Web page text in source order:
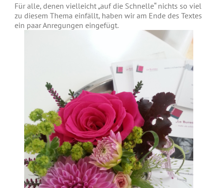
Für alle, denen vielleicht „auf die Schnelle“ nichts so viel
zu diesem Thema einfällt, haben wir am Ende des Textes
ein paar Anregungen eingefügt.